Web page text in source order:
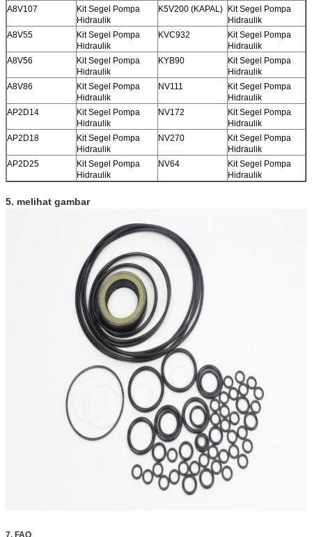
A8V107
Kit Segel Pompa
Hidraulik
K5V200 (KAPAL) Kit Segel Pompa
Hidraulik
A8V55
Kit Segel Pompa
Hidraulik
KVC932
Kit Segel Pompa
Hidraulik
A8V56
Kit Segel Pompa
Hidraulik
KYB90
Kit Segel Pompa
Hidraulik
A8V86
Kit Segel Pompa
Hidraulik
NV111
Kit Segel Pompa
Hidraulik
AP2D14
Kit Segel Pompa
Hidraulik
NV172
Kit Segel Pompa
Hidraulik
AP2D18
Kit Segel Pompa
Hidraulik
NV270
Kit Segel Pompa
Hidraulik
AP2D25
Kit Segel Pompa
Hidraulik
NV64
Kit Segel Pompa
Hidraulik
5. melihat gambar
7. FAQ